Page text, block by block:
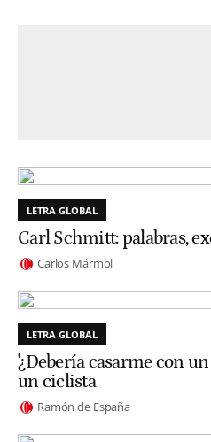
LETRA GLOBAL
Carl Schmitt: palabras,
Carlos Mármol
LETRA GLOBAL
'¿Debería casarme con
un ciclista
Ramón de España